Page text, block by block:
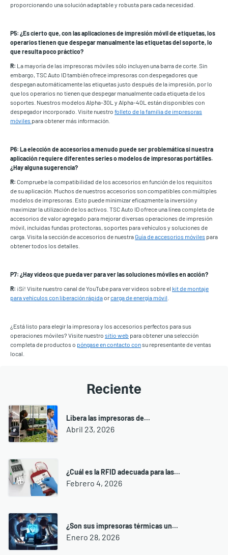
proporcionando una solución adaptable y robusta para cada necesidad.
P5: ¿Es cierto que, con las aplicaciones de impresión móvil de etiquetas, los
operarios tienen que despegar manualmente las etiquetas del soporte, lo
que resulta poco práctico?
R: La mayoría de las impresoras móviles sólo incluyen una barra de corte. Sin
embargo, TSC Auto ID también ofrece impresoras con despegadores que
despegan automáticamente las etiquetas justo después de la impresión, por lo
que los operarios no tienen que despegar manualmente cada etiqueta de los
soportes. Nuestros modelos Alpha-30L y Alpha-40L están disponibles con
despegador incorporado. Visite nuestro folleto de la familia de impresoras
móviles para obtener más información.
P6: La elección de accesorios a menudo puede ser problemática si nuestra
aplicación requiere diferentes series o modelos de impresoras portátiles.
¿Hay alguna sugerencia?
R: Compruebe la compatibilidad de los accesorios en función de los requisitos
de su aplicación. Muchos de nuestros accesorios son compatibles con múltiples
modelos de impresoras. Esto puede minimizar eficazmente la inversión y
maximizar la utilización de los activos. TSC Auto ID ofrece una línea completa de
accesorios de valor agregado para mejorar diversas operaciones de impresión
móvil, incluidas fundas protectoras, soportes para vehículos y soluciones de
carga. Visita la sección de accesorios de nuestraGuía de accesorios móviles para
obtener todos los detalles.
P7: ¿Hay videos que pueda ver para ver las soluciones móviles en acción?
R: ¡Sí! Visite nuestro canal de YouTube para ver videos sobre el kit de montaje
para vehículos con liberación rápidaorcarga de energía móvil
¿Está listo para elegir la impresora y los accesorios perfectos para sus
operaciones móviles? Visite nuestro sitio web para obtener una selección
completa de productos o póngase en contacto consu representante de ventas
local.
Reciente
Libera las impresoras de...
Abril 23, 2026
¿Cuál es la RFID adecuada para las...
Febrero 4, 2026
¿Son sus impresoras térmicas un...
Enero 28, 2026